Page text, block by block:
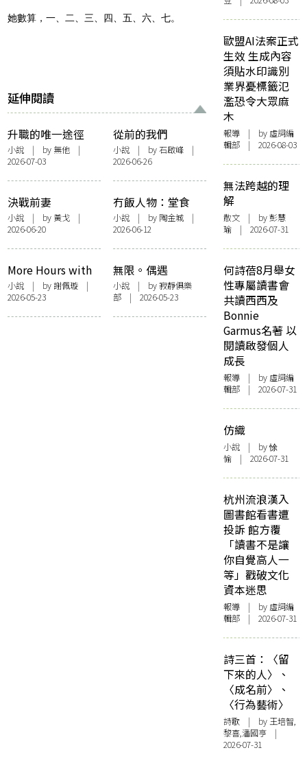
她數算，一、二、三、四、五、六、七。
延伸閱讀
升職的唯一途徑
小說 | by 無他 |
2026-07-03
從前的我們
小說| by石啟峰|
2026-06-26
決戰前妻
小說 | by 黃戈 |
2026-06-20
冇飯人物：堂食
——團年飯
小說| by 陶金城 |
2026-06-12
More Hours with
You
小說 | by 謝佩璇 |
2026-05-23
無限。偶遇
小說| by 寂靜俱樂
部 | 2026-05-23
歐盟AI法案正式
生效 生成內容
須貼水印識別
業界憂標籤氾
濫恐令大眾麻
木
報導 | by 虛詞編
輯部 | 2026-08-03
無法跨越的理
解
散文 | by 彭慧
瑜 | 2026-07-31
何詩蓓8月舉女
性專屬讀書會
共讀西西及
Bonnie
Garmus名著 以
閱讀啟發個人
成長
報導 | by 虛詞編
輯部 | 2026-07-31
仿織
小說 | by 悇
愉 | 2026-07-31
杭州流浪漢入
圖書館看書遭
投訴 館方覆
「讀書不是讓
你自覺高人一
等」戳破文化
資本迷思
報導 | by 虛詞編
輯部 | 2026-07-31
詩三首：〈留
下來的人〉、
〈成名前〉、
〈行為藝術〉
詩歌 | by 王培智,
黎喜,潘國亨 |
2026-07-31